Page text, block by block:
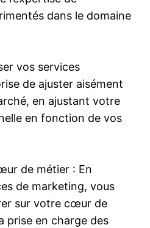
dans le domaine
vos services
de ajuster aisément
en ajustant votre
en fonction de vos
de métier : En
de marketing, vous
sur votre cœur de
prise en charge des